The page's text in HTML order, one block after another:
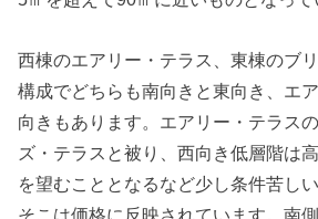
西棟のエアリー・テラス、東棟のブ
構成でどちらも南向きと東向き、エ
向きもあります。エアリー・テラス
ズ・テラスと被り、西向き低層階は
を望むこととなるなど少し条件苦し
そこは価格に反映されています。南